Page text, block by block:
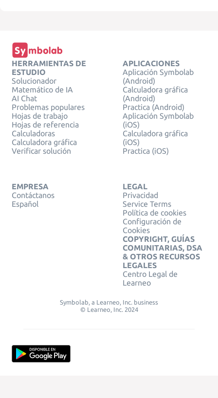
HERRAMIENTAS DE
ESTUDIO
Solucionador
Matemático de IA
AI Chat
Problemas populares
Hojas de trabajo
Hojas de referencia
Calculadoras
Calculadora gráfica
Verificar solución
APLICACIONES
Aplicación Symbolab
(Android)
Calculadora gráfica
(Android)
Practica (Android)
Aplicación Symbolab
(iOS)
Calculadora gráfica
(iOS)
Practica (iOS)
EMPRESA
Contáctanos
Español
LEGAL
Privacidad
Service Terms
Política de cookies
Configuración de
Cookies
COPYRIGHT, GUÍAS
COMUNITARIAS, DSA
& OTROS RECURSOS
LEGALES
Centro Legal de
Learneo
Symbolab, a Learneo, Inc. business
© Learneo, Inc. 2024